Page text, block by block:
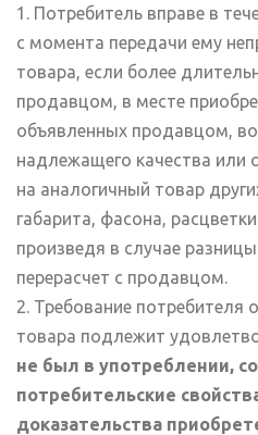
1. Потребитель вправе в
с момента передачи ему
товара, если более
продавцом, в месте
объявленных продавцом,
надлежащего качества или
на аналогичный товар
габарита, фасона,
произведя в случае
перерасчет с продавцом.
2. Требование потребителя
товара подлежит
не был в употреблении,
потребительские
доказательства